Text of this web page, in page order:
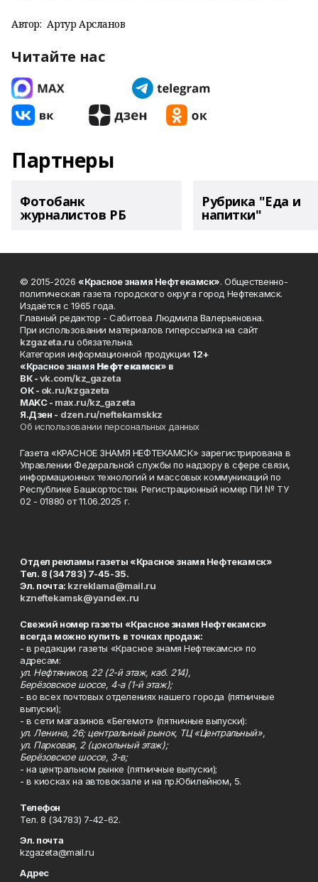
Автор: Артур Арсланов
Читайте нас
Партнеры
Фотобанк
журналистов РБ
Рубрика "Еда и
напитки"
© 2015-2026 «Красное знамя Нефтекамск». Общественно-
политическая газета городского округа город Нефтекамск.
Издаётся с 1965 года.
Главный редактор - Сабитова Людмила Валерьяновна.
При использовании материалов гиперссылка на сайт
kzgazeta.ru обязательна.
Категория информационной продукции 12+
«Красное знамя Нефтекамск» в
ВК -vk.com/kz_gazeta
ОК - ok.ru/kzgazeta
MAKC - max.ru/kz_gazeta
Я.Дзен - dzen.ru/neftekamskkz
Об использовании персональных данных
Газета «КРАСНОЕ ЗНАМЯ НЕФТЕКАМСК» зарегистрирована в
Управлении Федеральной службы по надзору в сфере связи,
информационных технологий и массовых коммуникаций по
Республике Башкортостан. Регистрационный номер ПИ № ТУ
02 - 01880 от 11.06.2025 г.
Отдел рекламы газеты «Красное знамя Нефтекамск»
Тел. 8 (34783) 7-45-35.
Эл. почта: kzreklama@mail.ru
kzneftekamsk@yandex.ru
Свежий номер газеты «Красное знамя Нефтекамск»
всегда можно купить в точках продаж:
- в редакции газеты «Красное знамя Нефтекамск» по
адресам:
ул. Нефтяников, 22 (2-й этаж, каб. 214),
Берёзовское шоссе, 4-а (1-й этаж);
- во всех почтовых отделениях нашего города (пятничные
выпуски);
- в сети магазинов «Бегемот» (пятничные выпуски):
ул. Ленина, 26; центральный рынок, ТЦ «Центральный»,
ул. Парковая, 2 (цокольный этаж);
Берёзовское шоссе, 3-в;
- на центральном рынке (пятничные выпуски);
- в киосках на автовокзале и на пр.Юбилейном, 5.
Телефон
Тел. 8 (34783) 7-42-62.
Эл. почта
kzgazeta@mail.ru
Адрес